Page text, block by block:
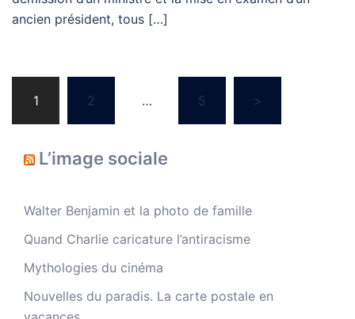
ancien président, tous […]
des
articles
1 2 … 5 >
L’image sociale
Walter Benjamin et la photo de famille
Quand Charlie caricature l’antiracisme
Mythologies du cinéma
Nouvelles du paradis. La carte postale en